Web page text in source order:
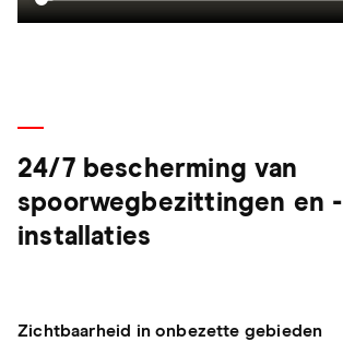
24/7 bescherming van
spoorwegbezittingen en -
installaties
Zichtbaarheid in onbezette gebieden